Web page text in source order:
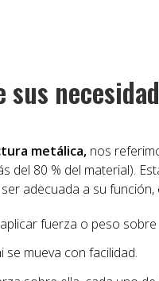
sus
metálica, nos
del 80 % del material).
adecuada a su función,
fuerza o peso sobre
se mueva con facilidad.